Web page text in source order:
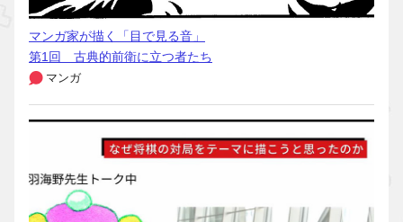
マンガ家が描く「目で見る音」
第1回 古典的前衛に立つ者たち
マンガ